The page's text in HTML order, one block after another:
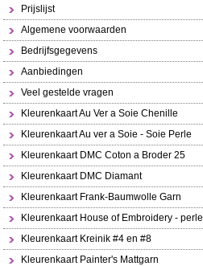
Prijslijst
Algemene voorwaarden
Bedrijfsgegevens
Aanbiedingen
Veel gestelde vragen
Kleurenkaart Au Ver a Soie Chenille
Kleurenkaart Au ver a Soie - Soie Perle
Kleurenkaart DMC Coton a Broder 25
Kleurenkaart DMC Diamant
Kleurenkaart Frank-Baumwolle Garn
Kleurenkaart House of Embroidery - perle
Kleurenkaart Kreinik #4 en #8
Kleurenkaart Painter's Mattgarn